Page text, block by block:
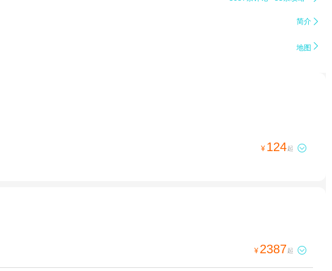
简介 
地图 
¥ 124起 
¥ 2387起 